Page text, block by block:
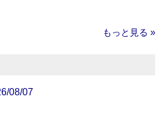
もっと見る »
08/07